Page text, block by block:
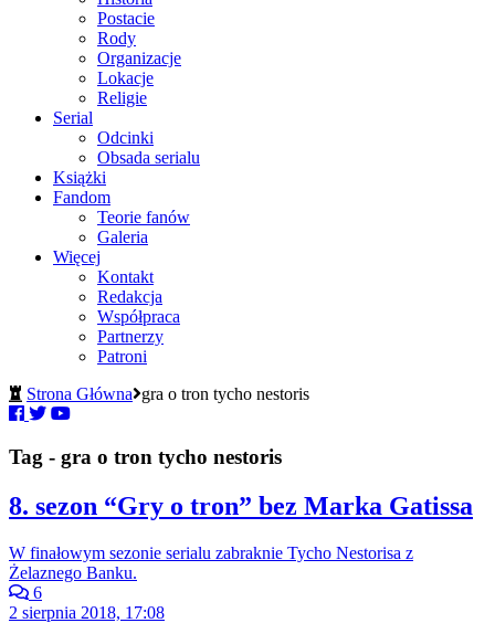
Postacie
Rody
Organizacje
Lokacje
Religie
Serial
Odcinki
Obsada serialu
Książki
Fandom
Teorie fanów
Galeria
Więcej
Kontakt
Redakcja
Współpraca
Partnerzy
Patroni
Strona Główna gra o tron tycho nestoris
Tag - gra o tron tycho nestoris
8. sezon “Gry o tron” bez Marka Gatissa
W finałowym sezonie serialu zabraknie Tycho Nestorisa z
Żelaznego Banku.
6
2 sierpnia 2018, 17:08